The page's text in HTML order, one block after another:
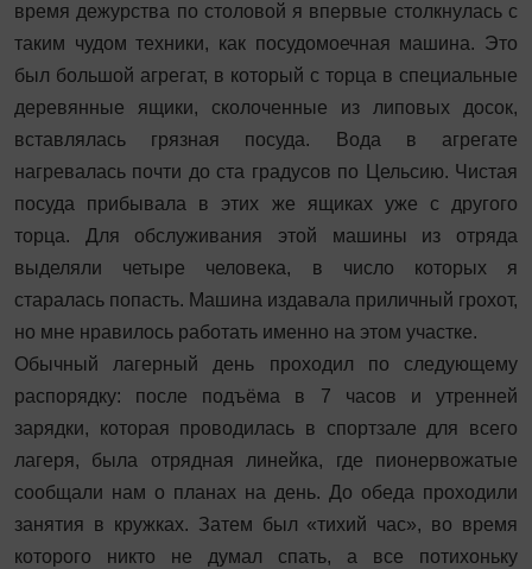
время дежурства по столовой я впервые столкнулась с
таким чудом техники, как посудомоечная машина. Это
был большой агрегат, в который с торца в специальные
деревянные ящики, сколоченные из липовых досок,
вставлялась грязная посуда. Вода в агрегате
нагревалась почти до ста градусов по Цельсию. Чистая
посуда прибывала в этих же ящиках уже с другого
торца. Для обслуживания этой машины из отряда
выделяли четыре человека, в число которых я
старалась попасть. Машина издавала приличный грохот,
но мне нравилось работать именно на этом участке.
Обычный лагерный день проходил по следующему
распорядку: после подъёма в 7 часов и утренней
зарядки, которая проводилась в спортзале для всего
лагеря, была отрядная линейка, где пионервожатые
сообщали нам о планах на день. До обеда проходили
занятия в кружках. Затем был «тихий час», во время
которого никто не думал спать, а все потихоньку